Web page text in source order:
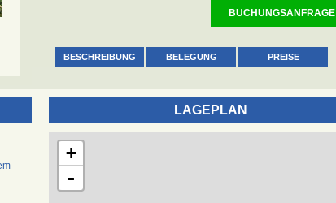
BUCHUNGSANFRAGE
BESCHREIBUNG BELEGUNG PREISE
LAGEPLAN
+
-